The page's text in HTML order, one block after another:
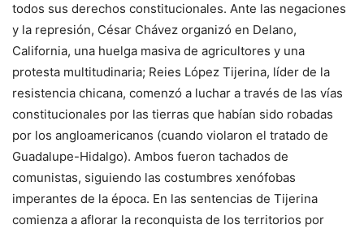
todos sus derechos constitucionales. Ante las negaciones
y la represión, César Chávez organizó en Delano,
California, una huelga masiva de agricultores y una
protesta multitudinaria; Reies López Tijerina, líder de la
resistencia chicana, comenzó a luchar a través de las vías
constitucionales por las tierras que habían sido robadas
por los angloamericanos (cuando violaron el tratado de
Guadalupe-Hidalgo). Ambos fueron tachados de
comunistas, siguiendo las costumbres xenófobas
imperantes de la época. En las sentencias de Tijerina
comienza a aflorar la reconquista de los territorios por